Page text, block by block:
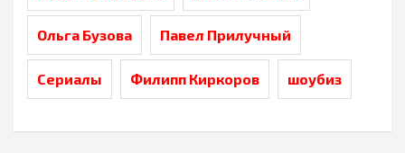
Ольга Бузова Павел Прилучный
Сериалы Филипп Киркоров шоубиз